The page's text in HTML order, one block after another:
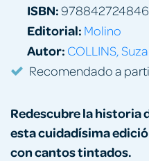
Redescubre la historia
estacuidadísima
con cantos tintados.
ISBN:
Editorial: Molino
Autor: COLLINS,
Recomendado a